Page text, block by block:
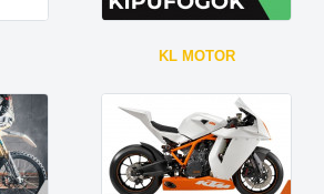
KL MOTOR